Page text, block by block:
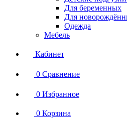
Для беременных
Для
Одежда
Мебель
Кабинет
0 Сравнение
0 Избранное
0 Корзина